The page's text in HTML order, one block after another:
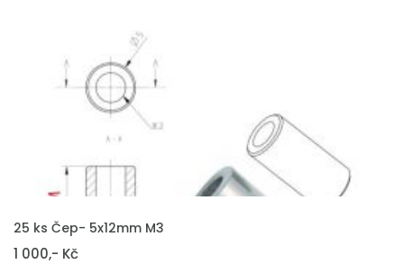
VLOŽIT DO KOŠÍKU
25 ks Čep- 5x12mm M3
1 000,- Kč